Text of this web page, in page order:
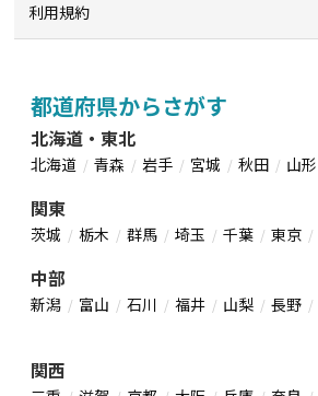
利用規約
都道府県からさがす
北海道・東北
北海道 青森 岩手 宮城 秋田 山形
関東
茨城 栃木 群馬 埼玉 千葉 東京
中部
新潟 富山 石川 福井 山梨 長野
関西